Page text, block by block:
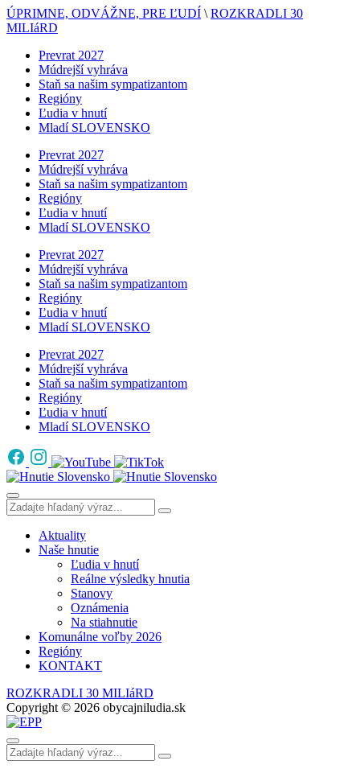
ÚPRIMNE, ODVÁŽNE, PRE ĽUDÍ \ ROZKRADLI 30
MILIáRD
Prevrat 2027
Múdrejší vyhráva
Staň sa našim sympatizantom
Regióny
Ľudia v hnutí
Mladí SLOVENSKO
Prevrat 2027
Múdrejší vyhráva
Staň sa našim sympatizantom
Regióny
Ľudia v hnutí
Mladí SLOVENSKO
Prevrat 2027
Múdrejší vyhráva
Staň sa našim sympatizantom
Regióny
Ľudia v hnutí
Mladí SLOVENSKO
Prevrat 2027
Múdrejší vyhráva
Staň sa našim sympatizantom
Regióny
Ľudia v hnutí
Mladí SLOVENSKO
Aktuality
Naše hnutie
Ľudia v hnutí
Reálne výsledky hnutia
Stanovy
Oznámenia
Na stiahnutie
Komunálne voľby 2026
Regióny
KONTAKT
ROZKRADLI 30 MILIáRD
Copyright © 2026 obycajniludia.sk